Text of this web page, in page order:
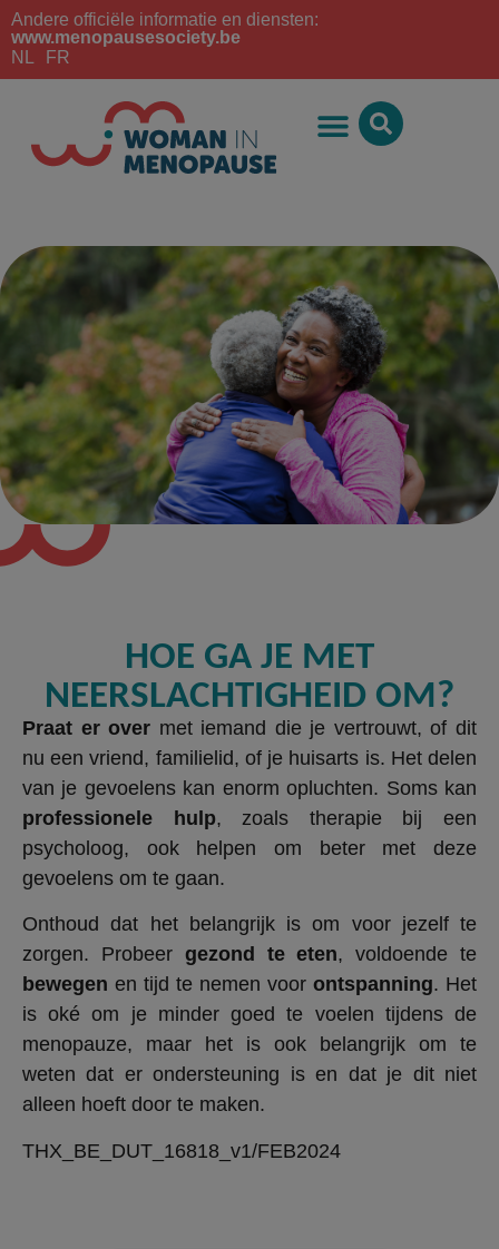
Andere officiële informatie en diensten:
www.menopausesociety.be
NL
FR
HOE GA JE MET
NEERSLACHTIGHEID OM?
Praat er over met iemand die je vertrouwt, of dit
nu een vriend, familielid, of je huisarts is. Het delen
van je gevoelens kan enorm opluchten. Soms kan
professionele hulp, zoals therapie bij een
psycholoog, ook helpen om beter met deze
gevoelens om te gaan.
Onthoud dat het belangrijk is om voor jezelf te
zorgen. Probeer gezond te eten, voldoende te
bewegen en tijd te nemen voor ontspanning. Het
is oké om je minder goed te voelen tijdens de
menopauze, maar het is ook belangrijk om te
weten dat er ondersteuning is en dat je dit niet
alleen hoeft door te maken.
THX_BE_DUT_16818_v1/FEB2024